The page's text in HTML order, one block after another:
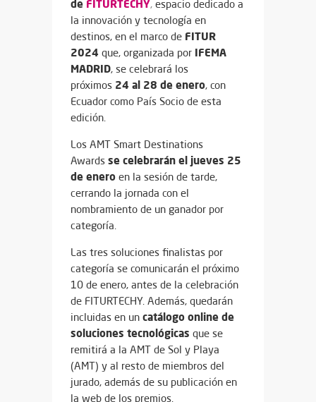
de FITURTECHY, espacio dedicado a
la innovación y tecnología en
destinos, en el marco de FITUR
2024 que, organizada por IFEMA
MADRID, se celebrará los
próximos 24 al 28 de enero, con
Ecuador como País Socio de esta
edición.
Los AMT Smart Destinations
Awards se celebrarán el jueves 25
de enero en la sesión de tarde,
cerrando la jornada con el
nombramiento de un ganador por
categoría.
Las tres soluciones finalistas por
categoría se comunicarán el próximo
10 de enero, antes de la celebración
de FITURTECHY. Además, quedarán
incluidas en un catálogo online de
soluciones tecnológicas que se
remitirá a la AMT de Sol y Playa
(AMT) y al resto de miembros del
jurado, además de su publicación en
la web de los premios.